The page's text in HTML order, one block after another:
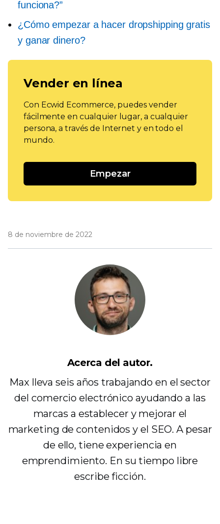
funciona?”
¿Cómo empezar a hacer dropshipping gratis
y ganar dinero?
Vender en línea
Con Ecwid Ecommerce, puedes vender
fácilmente en cualquier lugar, a cualquier
persona, a través de Internet y en todo el
mundo.
Empezar
8 de noviembre de 2022
Acerca del autor.
Max lleva seis años trabajando en el sector
del comercio electrónico ayudando a las
marcas a establecer y mejorar el
marketing de contenidos y el SEO. A pesar
de ello, tiene experiencia en
emprendimiento. En su tiempo libre
escribe ficción.